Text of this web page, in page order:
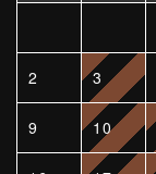
2 3
9 10